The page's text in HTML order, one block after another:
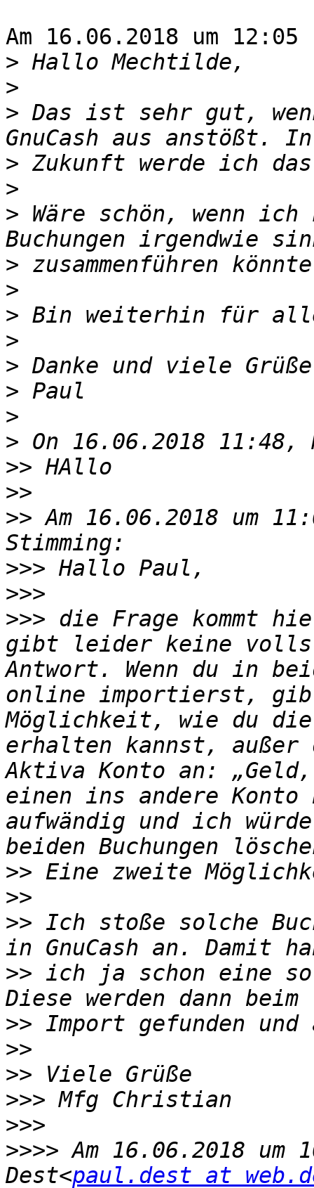
Am 16.06.2018 um
>
>
> Das ist sehr gut,
>
>
> Wäre schön, wenn ich
>
>
>
>
>
>
>
>
>>
>>
>> Am 16.06.2018 um
>>>
>>>
>>> die Frage kommt
gibt leider keine
Antwort. Wenn du in
online importierst,
Möglichkeit, wie du die
erhalten kannst,
Aktiva Konto an: „Geld,
einen ins andere
aufwändig und ich
>>
>>
>> Ich stoße solche
>> ich ja schon eine
>>
>>
>>
>>>
>>>
>>>> Am 16.06.2018 um
Dest<paul.dest at